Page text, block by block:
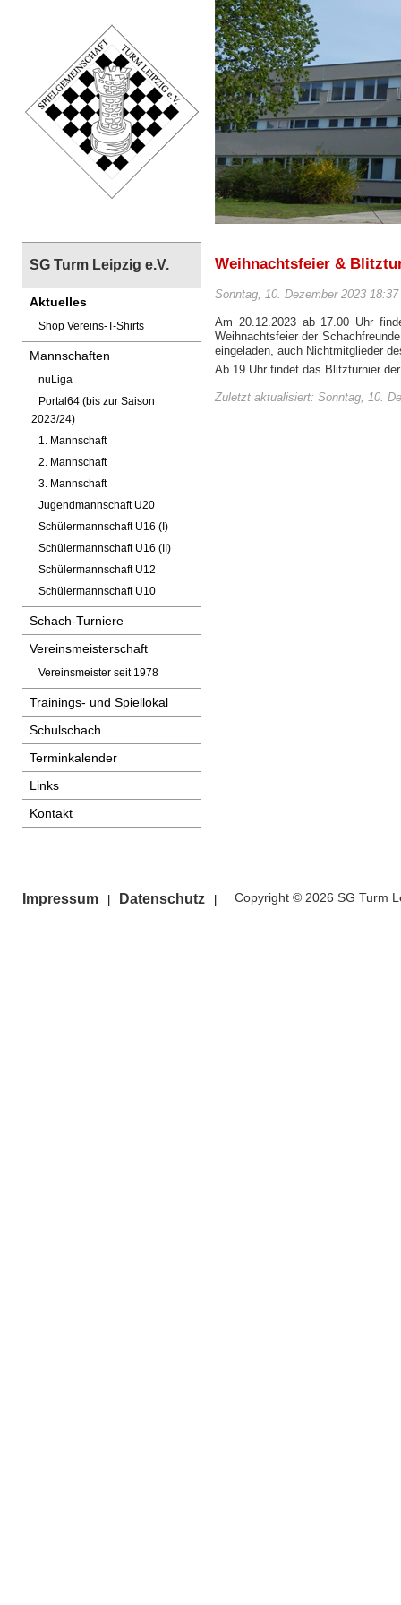
SG Turm Leipzig e.V.
Aktuelles
Shop Vereins-T-Shirts
Mannschaften
nuLiga
Portal64 (bis zur Saison
2023/24)
1. Mannschaft
2. Mannschaft
3. Mannschaft
Jugendmannschaft U20
Schülermannschaft U16 (I)
Schülermannschaft U16 (II)
Schülermannschaft U12
Schülermannschaft U10
Schach-Turniere
Vereinsmeisterschaft
Vereinsmeister seit 1978
Trainings- und Spiellokal
Schulschach
Terminkalender
Links
Kontakt
Weihnachtsfeier &
Sonntag, 10. Dezember 2023
Am 20.12.2023 ab 17.00 Uhr
Weihnachtsfeier der
eingeladen, auch Nichtmitglieder
Ab 19 Uhr findet das Blitzturnier
Zuletzt aktualisiert: Sonntag, 10.
Impressum Datenschutz Copyright © 2026 SG Turm